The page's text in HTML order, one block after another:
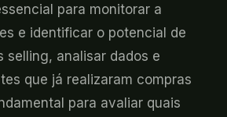
para monitorar a
e identificar o potencial de
selling, analisar dados e
que já realizaram compras
para avaliar quais